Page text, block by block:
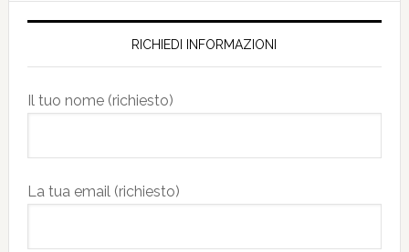
RICHIEDI INFORMAZIONI
Il tuo nome (richiesto)
La tua email (richiesto)